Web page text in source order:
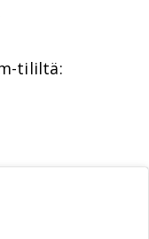
tililtä: